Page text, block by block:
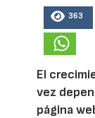
363
El
vez
página